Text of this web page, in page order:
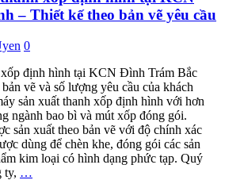
– Thiết kế theo bản vẽ yêu cầu
0
xốp định hình tại KCN Đình Trám Bắc
vẽ và số lượng yêu cầu của khách
sản xuất thanh xốp định hình với hơn
ngành bao bì và mút xốp đóng gói.
sản xuất theo bản vẽ với độ chính xác
dùng để chèn khe, đóng gói các sản
kim loại có hình dạng phức tạp. Quý
ty, …